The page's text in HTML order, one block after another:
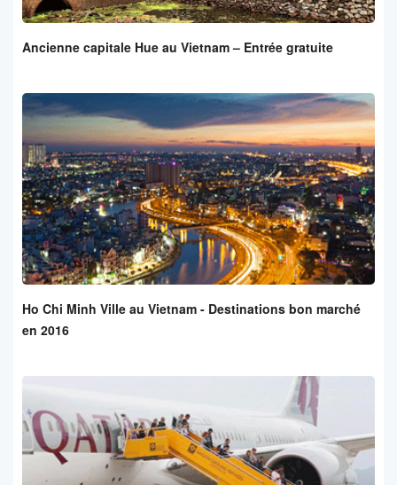
Ancienne capitale Hue au Vietnam – Entrée gratuite
Ho Chi Minh Ville au Vietnam - Destinations bon marché
en 2016